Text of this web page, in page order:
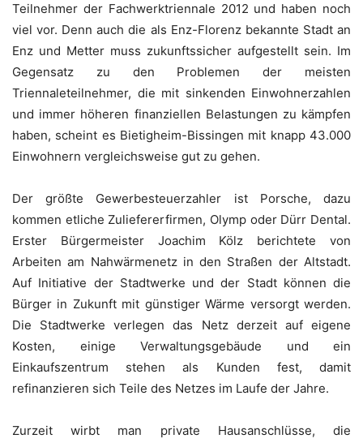
Teilnehmer der Fachwerktriennale 2012 und haben noch
viel vor. Denn auch die als Enz-Florenz bekannte Stadt an
Enz und Metter muss zukunftssicher aufgestellt sein. Im
Gegensatz zu den Problemen der meisten
Triennaleteilnehmer, die mit sinkenden Einwohnerzahlen
und immer höheren finanziellen Belastungen zu kämpfen
haben, scheint es Bietigheim-Bissingen mit knapp 43.000
Einwohnern vergleichsweise gut zu gehen.
Der größte Gewerbesteuerzahler ist Porsche, dazu
kommen etliche Zuliefererfirmen, Olymp oder Dürr Dental.
Erster Bürgermeister Joachim Kölz berichtete von
Arbeiten am Nahwärmenetz in den Straßen der Altstadt.
Auf Initiative der Stadtwerke und der Stadt können die
Bürger in Zukunft mit günstiger Wärme versorgt werden.
Die Stadtwerke verlegen das Netz derzeit auf eigene
Kosten, einige Verwaltungsgebäude und ein
Einkaufszentrum stehen als Kunden fest, damit
refinanzieren sich Teile des Netzes im Laufe der Jahre.
Zurzeit wirbt man private Hausanschlüsse, die